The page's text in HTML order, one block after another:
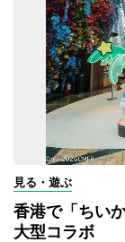
見る・遊ぶ
香港で「ちい
大型コラボ